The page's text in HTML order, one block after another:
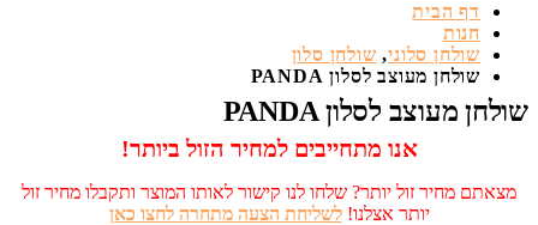
דף הבית
חנות
שולחן סלוני, שולחן סלון
שולחן מעוצב לסלון PANDA
שולחן מעוצב לסלון PANDA
אנו מתחייבים למחיר הזול ביותר!
מצאתם מחיר זול יותר? שלחו לנו קישור לאותו המוצר ותקבלו מחיר זול
יותר אצלנו!לשליחת הצעה מתחרה לחצו כאן